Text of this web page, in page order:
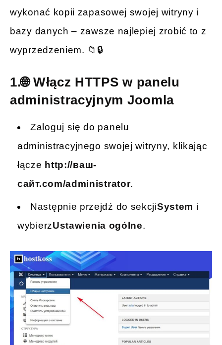
wykonać kopii zapasowej swojej witryny i
bazy danych – zawsze najlepiej zrobić to z
wyprzedzeniem. 📁🔒
1.🌐 Włącz HTTPS w panelu
administracyjnym Joomla
Zaloguj się do panelu
administracyjnego swojej witryny, klikając
łącze http://ваш-
сайт.com/administrator.
Następnie przejdź do sekcjiSystem i
wybierzUstawienia ogólne.